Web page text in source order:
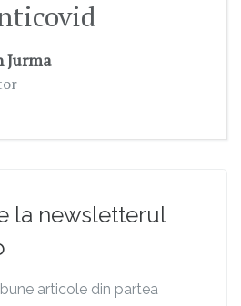
Jurma
la newsletterul
articole din partea